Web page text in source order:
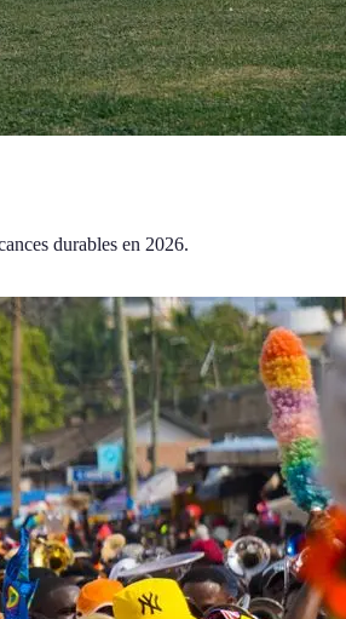
durables en 2026.